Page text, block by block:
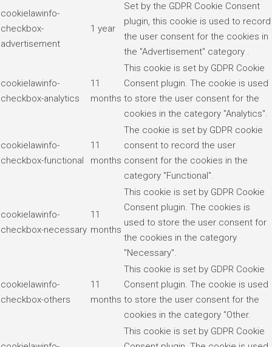
cookielawinfo-
checkbox-
advertisement
1 year
Set by the GDPR Cookie Consent
plugin, this cookie is used to record
the user consent for the cookies in
the "Advertisement" category .
cookielawinfo-
checkbox-analytics
11
months
This cookie is set by GDPR Cookie
Consent plugin. The cookie is used
to store the user consent for the
cookies in the category "Analytics".
cookielawinfo-
checkbox-functional
11
months
The cookie is set by GDPR cookie
consent to record the user
consent for the cookies in the
category "Functional".
cookielawinfo-
checkbox-necessary
11
months
This cookie is set by GDPR Cookie
Consent plugin. The cookies is
used to store the user consent for
the cookies in the category
"Necessary".
cookielawinfo-
checkbox-others
11
months
This cookie is set by GDPR Cookie
Consent plugin. The cookie is used
to store the user consent for the
cookies in the category "Other.
This cookie is set by GDPR Cookie